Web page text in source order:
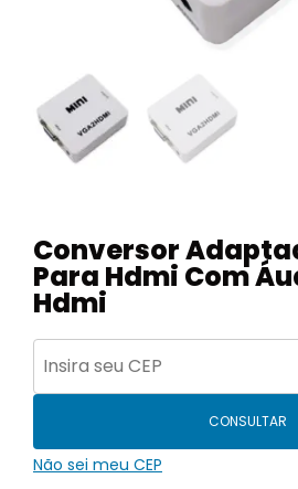
Conversor
Para Hdmi Com
Hdmi
CONSULTAR
Não sei meu CEP